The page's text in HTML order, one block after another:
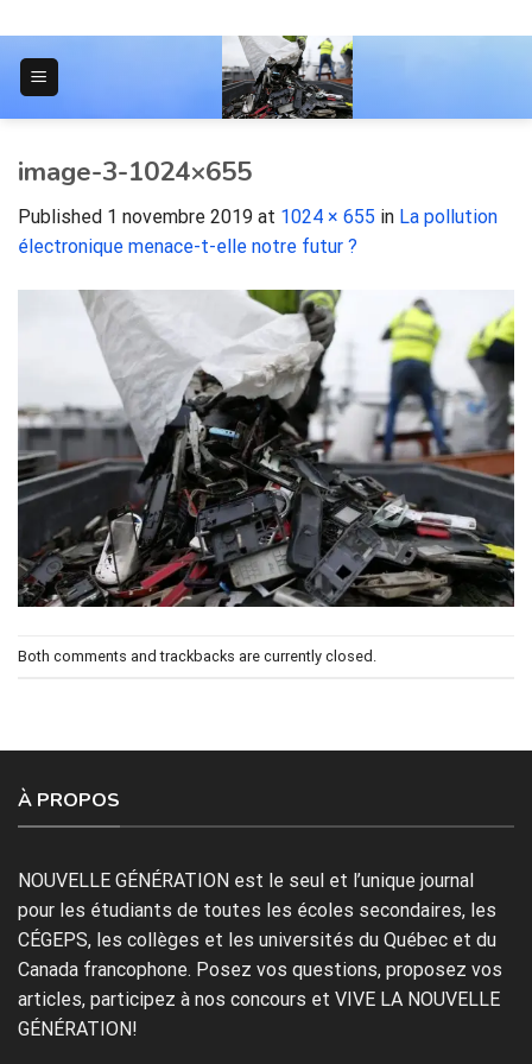
to
content
image-3-1024×655
Published 1 novembre 2019 at 1024 × 655 in La pollution
électronique menace-t-elle notre futur ?
Both comments and trackbacks are currently closed.
À PROPOS
NOUVELLE GÉNÉRATION est le seul et l’unique journal
pour les étudiants de toutes les écoles secondaires, les
CÉGEPS, les collèges et les universités du Québec et du
Canada francophone. Posez vos questions, proposez vos
articles, participez à nos concours et VIVE LA NOUVELLE
GÉNÉRATION!